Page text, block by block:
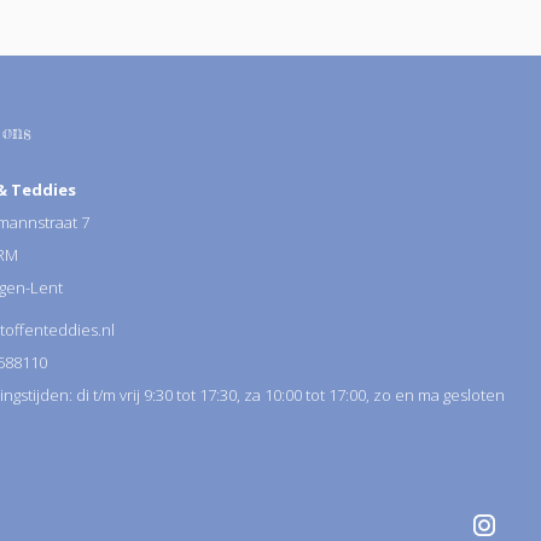
Teddies
7
Lent
di t/m vrij 9:30 tot 17:30, za 10:00 tot 17:00, zo en ma gesloten